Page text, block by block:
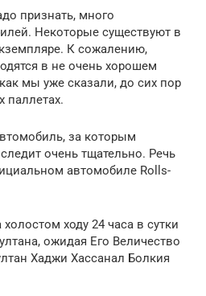
признать, много
Некоторые существуют в
К сожалению,
в не очень хорошем
мы уже сказали, до сих пор
паллетах.
за которым
очень тщательно. Речь
автомобиле Rolls-
ходу 24 часа в сутки
ожидая Его Величество
Хаджи Хассанал Болкия